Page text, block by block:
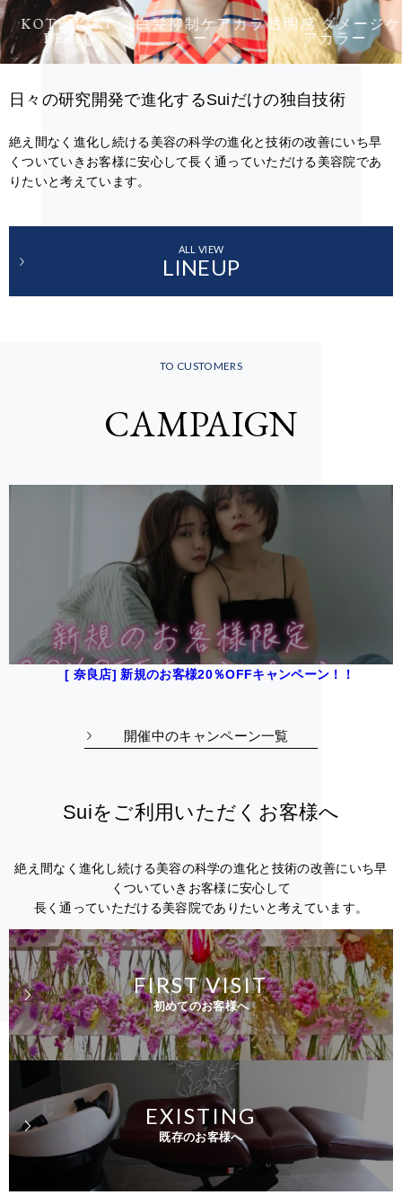
KOTEMAKI
PERM
白髪抑制ケアカラ
ー
透明感 ダメージケ
アカラー
日々の研究開発で進化するSuiだけの独自技術
絶え間なく進化し続ける美容の科学の進化と技術の改善にいち早
くついていきお客様に安心して長く通っていただける美容院であ
りたいと考えています。
ALL VIEW
LINEUP
TO CUSTOMERS
CAMPAIGN
[ 奈良店] 新規のお客様20％OFFキャンペーン！！
開催中のキャンペーン一覧
Suiをご利用いただくお客様へ
絶え間なく進化し続ける美容の科学の進化と技術の改善にいち早
くついていきお客様に安心して
長く通っていただける美容院でありたいと考えています。
初めてのお客様へ
FIRST VISIT
既存のお客様へ
EXISTING